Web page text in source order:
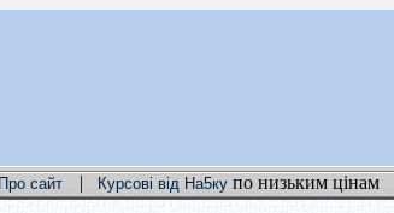
Про сайт | Курсові від На5ку по низьким цінам